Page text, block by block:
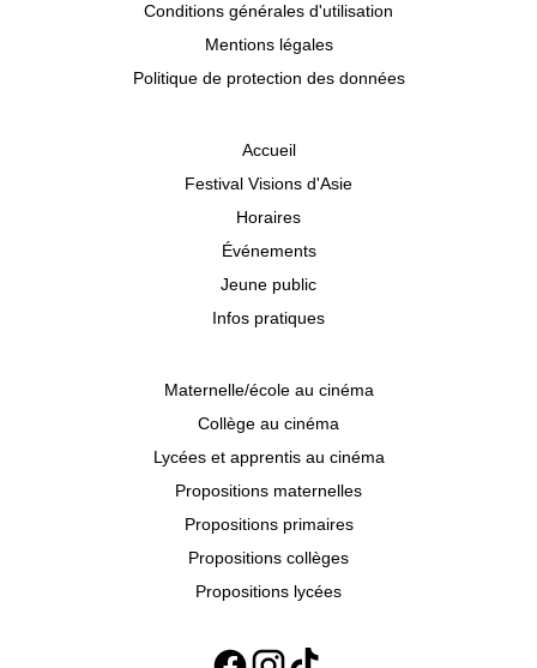
Conditions générales d'utilisation
Mentions légales
Politique de protection des données
Accueil
Festival Visions d'Asie
Horaires
Événements
Jeune public
Infos pratiques
Maternelle/école au cinéma
Collège au cinéma
Lycées et apprentis au cinéma
Propositions maternelles
Propositions primaires
Propositions collèges
Propositions lycées